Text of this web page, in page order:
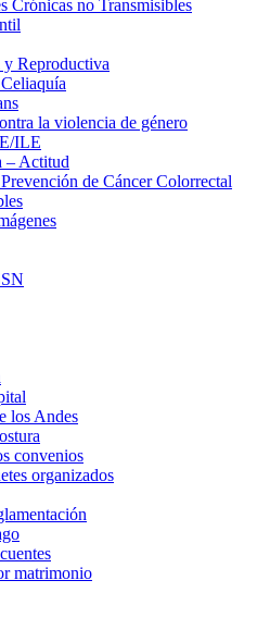
Crónicas no Transmisibles
y Reproductiva
la violencia de género
ILE
– Actitud
de Cáncer Colorrectal
los Andes
convenios
organizados
matrimonio